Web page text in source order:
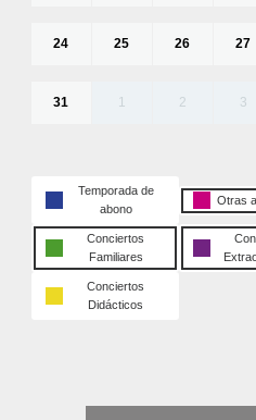
24 25 26 27
31 1 2 3
Temporada de
abono
Otras
Conciertos
Familiares
Conciertos
Didácticos